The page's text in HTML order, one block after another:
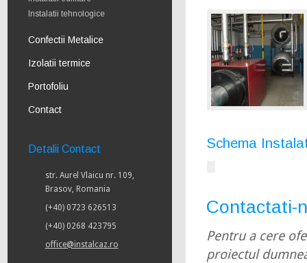
Instalatii tehnologice
Confectii Metalice
Izolatii termice
Portofoliu
Contact
Detalii Contact
str. Aurel Vlaicu nr. 109,
Brasov, Romania
(+40) 0723 626513
(+40) 0268 423795
office@instalcaz.ro
Schema
Contactati-
Pentru a cere
proiectul